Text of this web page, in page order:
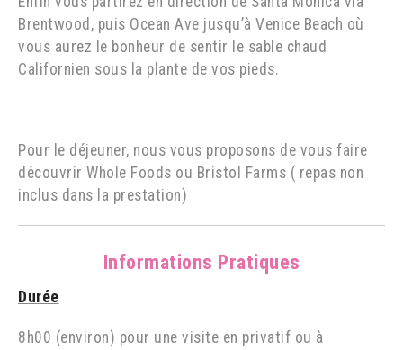
Brentwood, puis Ocean Ave jusqu’à Venice Beach où
vous aurez le bonheur de sentir le sable chaud
Californien sous la plante de vos pieds.
Pour le déjeuner, nous vous proposons de vous faire
découvrir Whole Foods ou Bristol Farms ( repas non
inclus dans la prestation)
Informations Pratiques
Durée
8h00 (environ) pour une visite en privatif ou à